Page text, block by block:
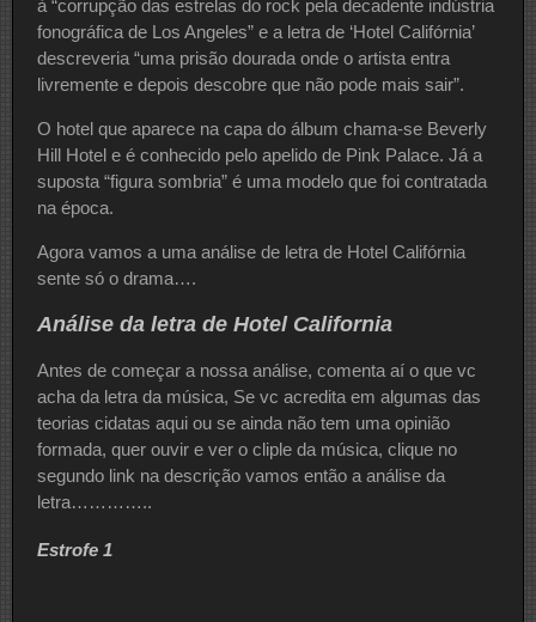
à “corrupção das estrelas do rock pela decadente indústria
fonográfica de Los Angeles” e a letra de ‘Hotel Califórnia’
descreveria “uma prisão dourada onde o artista entra
livremente e depois descobre que não pode mais sair”.
O hotel que aparece na capa do álbum chama-se Beverly
Hill Hotel e é conhecido pelo apelido de Pink Palace. Já a
suposta “figura sombria” é uma modelo que foi contratada
na época.
Agora vamos a uma análise de letra de Hotel Califórnia
sente só o drama….
Análise da letra de Hotel California
Antes de começar a nossa análise, comenta aí o que vc
acha da letra da música, Se vc acredita em algumas das
teorias cidatas aqui ou se ainda não tem uma opinião
formada, quer ouvir e ver o cliple da música, clique no
segundo link na descrição vamos então a análise da
letra…………..
Estrofe 1